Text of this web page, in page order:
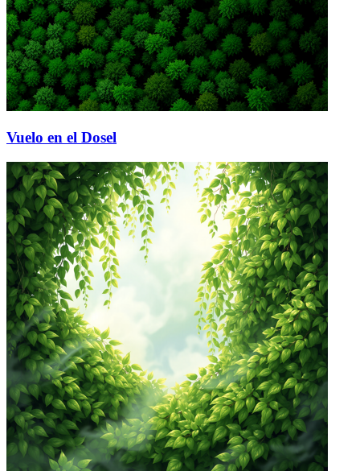
Vuelo en el Dosel